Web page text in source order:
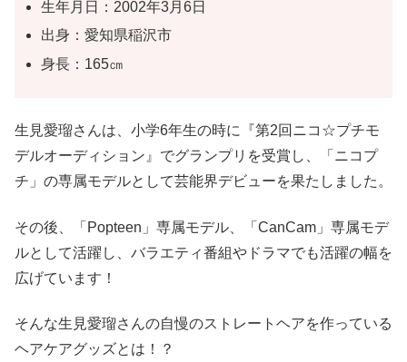
生年月日：2002年3月6日
出身：愛知県稲沢市
身長：165㎝
生見愛瑠さんは、小学6年生の時に『第2回ニコ☆プチモ
デルオーディション』でグランプリを受賞し、「ニコプ
チ」の専属モデルとして芸能界デビューを果たしました。
その後、「Popteen」専属モデル、「CanCam」専属モデ
ルとして活躍し、バラエティ番組やドラマでも活躍の幅を
広げています！
そんな生見愛瑠さんの自慢のストレートヘアを作っている
ヘアケアグッズとは！？